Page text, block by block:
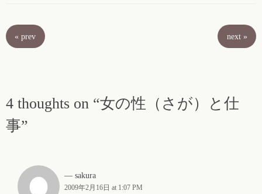
« prev next »
4 thoughts on “女の性（さが）と仕
事”
sakura
2009年2月16日 at 1:07 PM